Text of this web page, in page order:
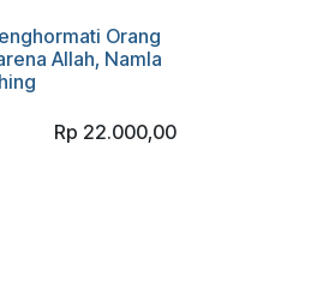
Orang
Allah, Namla
Rp 22.000,00